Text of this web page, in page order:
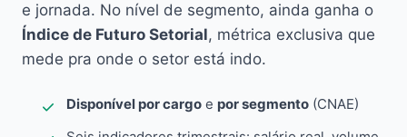
e jornada. No nível de segmento, ainda ganha o
Índice de Futuro Setorial, métrica exclusiva que
mede pra onde o setor está indo.
Disponível por cargo e por segmento (CNAE)